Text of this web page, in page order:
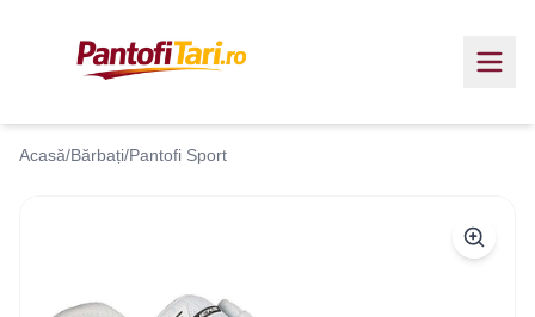
Acasă/Bărbați/Pantofi Sport